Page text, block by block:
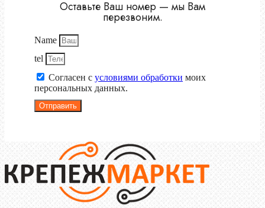
Оставьте Ваш номер — мы Вам
перезвоним.
Name
tel
Согласен с условиями обработки моих
персональных данных.
Отправить